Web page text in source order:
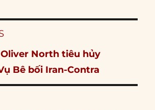
Oliver North tiêu hủy
Bê bối Iran-Contra